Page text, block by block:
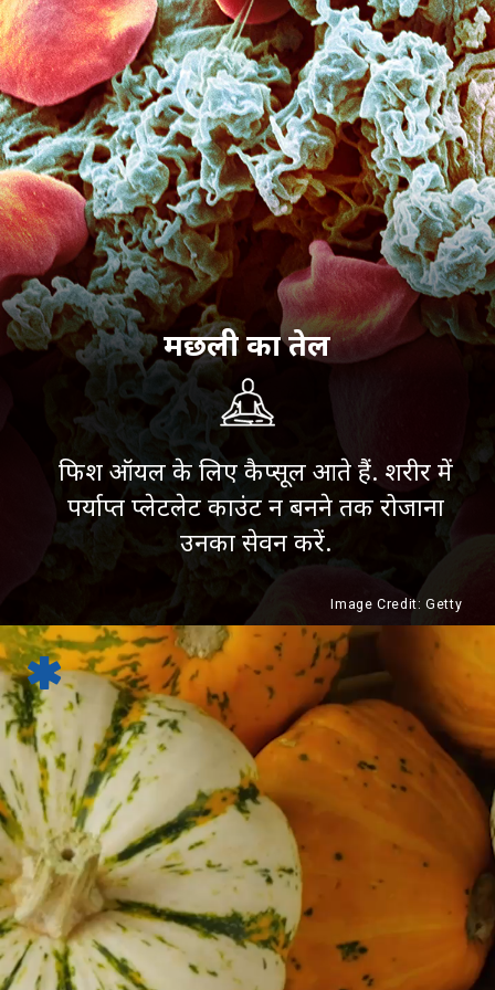
फिश ऑयल के लिए कैप्सूल आते हैं. शरीर में
पर्याप्त प्लेटलेट काउंट न बनने तक रोजाना
उनका सेवन करें.
मछली का तेल
Image Credit: Getty